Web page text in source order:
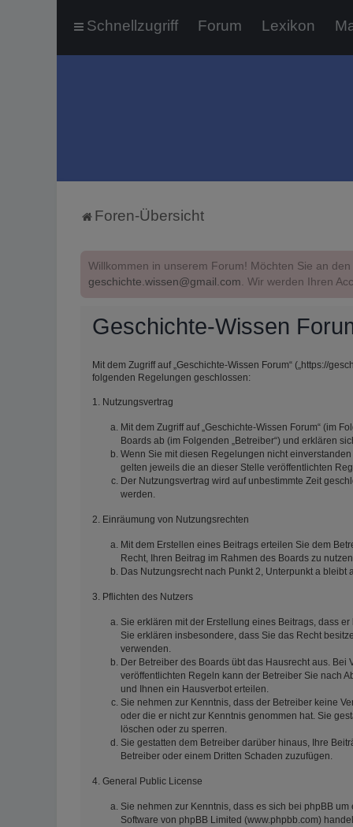
Schnellzugriff Forum Lexikon
Foren-Übersicht
Willkommen in unserem Forum! Möchten Sie an
geschichte.wissen@gmail.com. Wir werden Ihren
Geschichte-Wissen
Mit dem Zugriff auf „Geschichte-Wissen Forum“ („https://
folgenden Regelungen geschlossen:
1. Nutzungsvertrag
Mit dem Zugriff auf „Geschichte-Wissen Forum“ (im
Boards ab (im Folgenden „Betreiber“) und erklären
Wenn Sie mit diesen Regelungen nicht
gelten jeweils die an dieser Stelle veröffentlichten
Der Nutzungsvertrag wird auf unbestimmte Zeit
werden.
2. Einräumung von Nutzungsrechten
Mit dem Erstellen eines Beitrags erteilen Sie dem
Recht, Ihren Beitrag im Rahmen des Boards zu
Das Nutzungsrecht nach Punkt 2, Unterpunkt a
3. Pflichten des Nutzers
Sie erklären mit der Erstellung eines Beitrags, dass
Sie erklären insbesondere, dass Sie das Recht
verwenden.
Der Betreiber des Boards übt das Hausrecht aus.
veröffentlichten Regeln kann der Betreiber Sie nach
und Ihnen ein Hausverbot erteilen.
Sie nehmen zur Kenntnis, dass der Betreiber keine
oder die er nicht zur Kenntnis genommen hat. Sie
löschen oder zu sperren.
Sie gestatten dem Betreiber darüber hinaus, Ihre
Betreiber oder einem Dritten Schaden zuzufügen.
4. General Public License
Sie nehmen zur Kenntnis, dass es sich bei phpBB um
Software von phpBB Limited (www.phpbb.com)